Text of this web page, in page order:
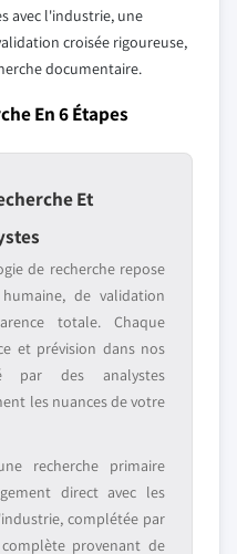
avec l'industrie, une
croisée rigoureuse,
documentaire.
En 6 Étapes
Et
de recherche repose
de validation
totale. Chaque
et prévision dans nos
par des analystes
les nuances de votre
recherche primaire
direct avec les
complétée par
provenant de